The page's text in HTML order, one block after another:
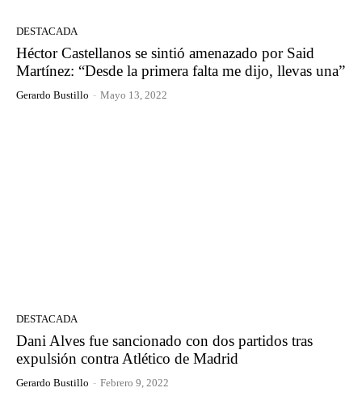
DESTACADA
Héctor Castellanos se sintió amenazado por Said
Martínez: “Desde la primera falta me dijo, llevas una”
Gerardo Bustillo - Mayo 13, 2022
DESTACADA
Dani Alves fue sancionado con dos partidos tras
expulsión contra Atlético de Madrid
Gerardo Bustillo - Febrero 9, 2022